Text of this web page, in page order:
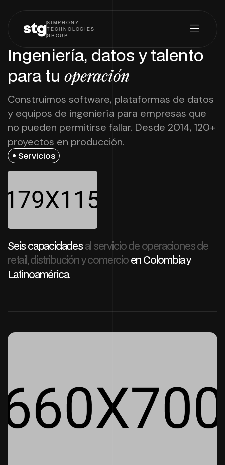
stgSIMPHONY
TECHNOLOGIES
GROUP
Ingeniería, datos y talento
para tu operación
Construimos software, plataformas de datos
y equipos de ingeniería para empresas que
no pueden permitirse fallar. Desde 2014, 120+
proyectos en producción.
Servicios
Seis capacidadesal servicio de operaciones de
retail, distribución y comercioen Colombia y
Latinoamérica.